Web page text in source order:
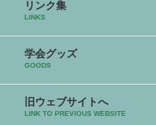
リンク集
LINKS
学会グッズ
GOODS
旧ウェブサイトへ
LINK TO PREVIOUS WEBSITE